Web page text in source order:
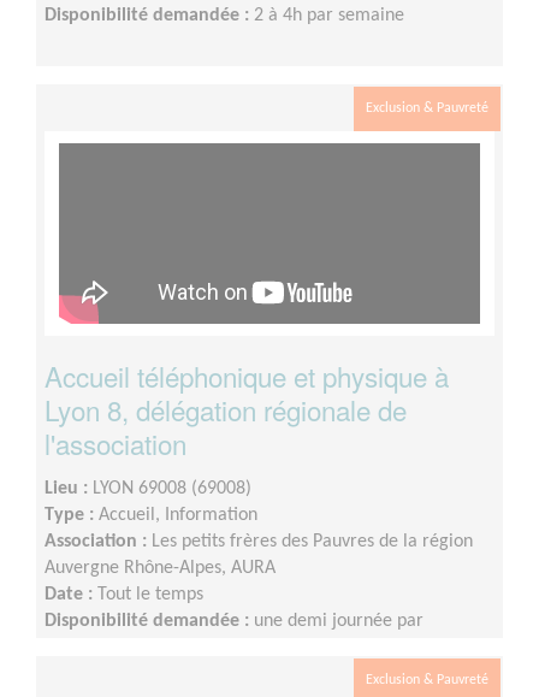
Disponibilité demandée : 2 à 4h par semaine
Exclusion & Pauvreté
Accueil téléphonique et physique à
Lyon 8, délégation régionale de
l'association
Lieu : LYON 69008 (69008)
Type : Accueil, Information
Association : Les petits frères des Pauvres de la région
Auvergne Rhône-Alpes, AURA
Date : Tout le temps
Disponibilité demandée : une demi journée par
Exclusion & Pauvreté